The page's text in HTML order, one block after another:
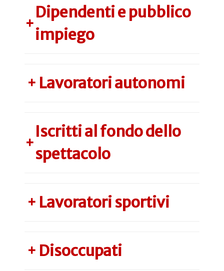
+
Dipendenti e pubblico
impiego
+ Lavoratori autonomi
+
Iscritti al fondo dello
spettacolo
+ Lavoratori sportivi
+ Disoccupati